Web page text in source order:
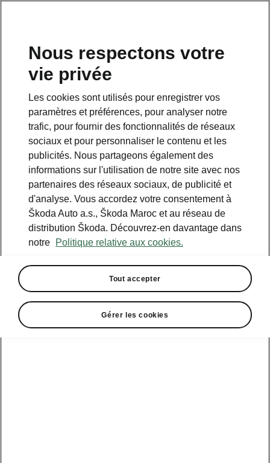
Nous respectons votre
vie privée
Les cookies sont utilisés pour enregistrer vos
paramètres et préférences, pour analyser notre
trafic, pour fournir des fonctionnalités de réseaux
sociaux et pour personnaliser le contenu et les
publicités. Nous partageons également des
informations sur l'utilisation de notre site avec nos
partenaires des réseaux sociaux, de publicité et
d'analyse. Vous accordez votre consentement à
Škoda Auto a.s., Škoda Maroc et au réseau de
distribution Škoda. Découvrez-en davantage dans
notre
Politique relative aux cookies.
Tout accepter
Gérer les cookies